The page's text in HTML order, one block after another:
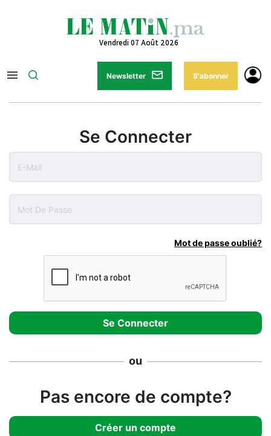
Vendredi 07 Août 2026
Newsletter S'abonner
Se Connecter
Mot de passe oublié?
ou
Pas encore de compte?
Créer un compte